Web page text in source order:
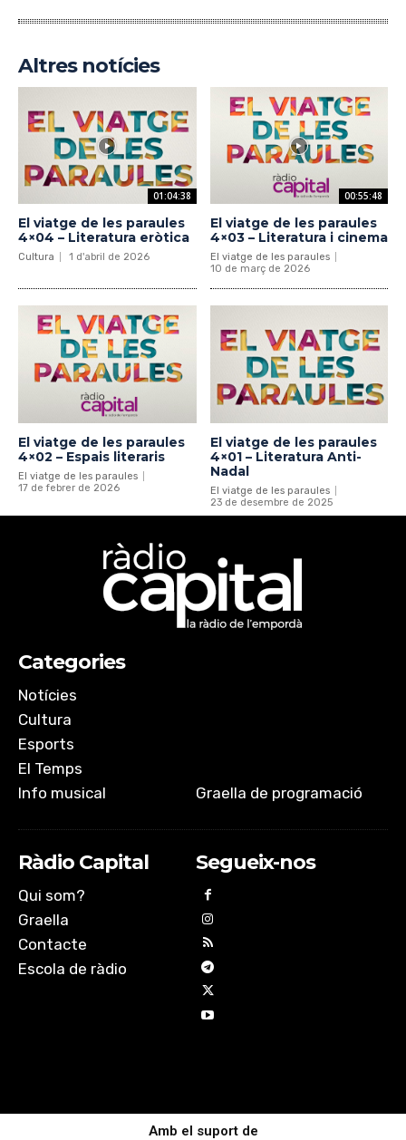
Altres notícies
01:04:38
El viatge de les paraules
4×04 – Literatura eròtica
Cultura 1 d'abril de 2026
00:55:48
El viatge de les paraules
4×03 – Literatura i cinema
El viatge de les paraules
10 de març de 2026
El viatge de les paraules
4×02 – Espais literaris
El viatge de les paraules
17 de febrer de 2026
El viatge de les paraules
4×01 – Literatura Anti-
Nadal
El viatge de les paraules
23 de desembre de 2025
Categories
Notícies
Cultura
Esports
El Temps
Info musical
Graella de programació
Ràdio Capital
Qui som?
Graella
Contacte
Escola de ràdio
Segueix-nos
Amb el suport de